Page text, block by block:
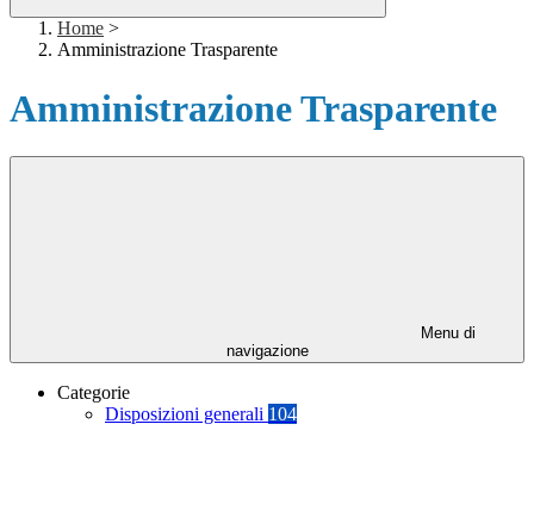
Home >
Amministrazione Trasparente
Amministrazione Trasparente
Menu di
navigazione
Categorie
Disposizioni generali 104